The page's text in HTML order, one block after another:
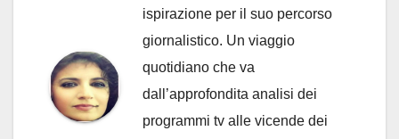
ispirazione per il suo percorso
giornalistico. Un viaggio
quotidiano che va
dall’approfondita analisi dei
programmi tv alle vicende dei